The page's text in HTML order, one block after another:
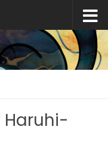
Haruhi-